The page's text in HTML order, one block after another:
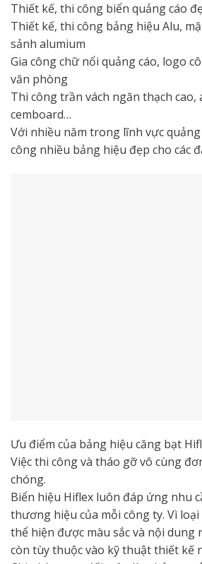
Thiết kế, thi công biển quảng cáo
Thiết kế, thi công bảng hiệu Alu,
sảnh alumium
Gia công chữ nổi quảng cáo, logo
văn phòng
Thi công trần vách ngăn thạch cao,
cemboard…
Với nhiều năm trong lĩnh vực quảng
công nhiều bảng hiệu đẹp cho các
Ưu điểm của bảng hiệu căng bạt
Việc thi công và tháo gỡ vô cùng
chóng.
Biển hiệu Hiflex luôn đáp ứng nhu
thương hiệu của mỗi công ty. Vì
thể hiện được màu sắc và nội dung
còn tùy thuộc vào kỹ thuật thiết kế